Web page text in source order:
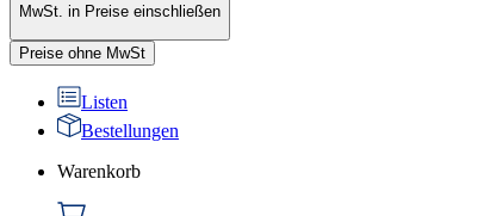
MwSt. in Preise einschließen
Preise ohne MwSt
Listen
Bestellungen
Warenkorb